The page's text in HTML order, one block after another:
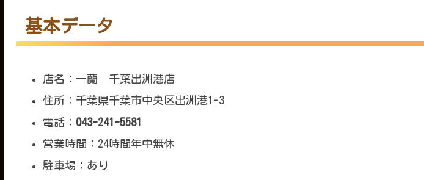
基本データ
店名：一蘭 千葉出洲港店
住所：千葉県千葉市中央区出洲港1-3
電話： 043-241-5581
営業時間：24時間年中無休
駐車場：あり